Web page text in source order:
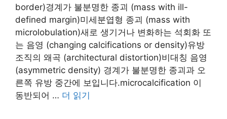
border)경계가 불분명한 종괴 (mass with ill-
defined margin)미세분엽형 종괴 (mass with
microlobulation)새로 생기거나 변화하는 석회화 또
는 음영 (changing calcifications or density)유방
조직의 왜곡 (architectural distortion)비대칭 음영
(asymmetric density) 경계가 불분명한 종괴과 오
른쪽 유방 중간에 보입니다.microcalcification 이
동반되어 … 더 읽기